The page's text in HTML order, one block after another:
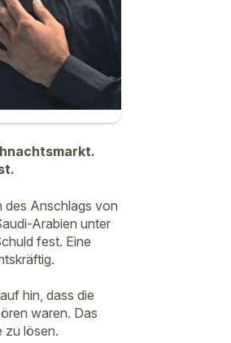
des Anschlags von
Arabien unter
fest. Eine
hin, dass die
waren. Das
zu lösen.